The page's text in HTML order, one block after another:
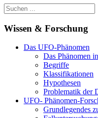
Wissen & Forschung
Das UFO-Phänomen
Das Phänomen
Begriffe
Klassifikationen
Hypothesen
Problematik der
UFO- Phänomen-
Grundlegendes